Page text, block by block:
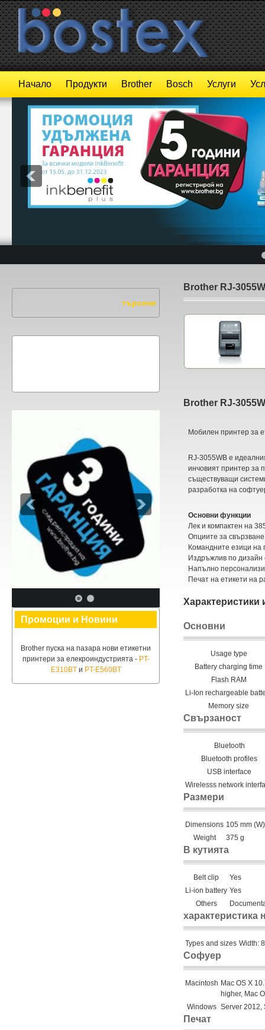
Начало Продукти Brother Bosch Услуги
Промоции и Новини
Brother пуска на пазара нови етикетни
принтери за елекроиндустрията - PT-
E310BT и PT-E560BT
Brother RJ-
Brother RJ-
Мобилен принтер за
RJ-3055WB е
инчовият принтер за
съществуващи
разработка на
Основни функции
Лек и компактен на
Опциите за
Командните езици на
Издръжлив по дизайн
Напълно
Печат на етикети на
Основни
Usage type
Battery charging time
Flash RAM
Li-Ion rechargeable
Memory size
Свързаност
Bluetooth
Bluetooth profiles
USB interface
Wirelesss network
Размери
Dimensions 105 mm
Weight
375 g
В кутията
Belt clip
Yes
Li-ion battery Yes
Others
характеристика
Types and sizes Width:
Софуер
Macintosh Mac OS X
higher, Mac
Windows Server 2012,
Печат